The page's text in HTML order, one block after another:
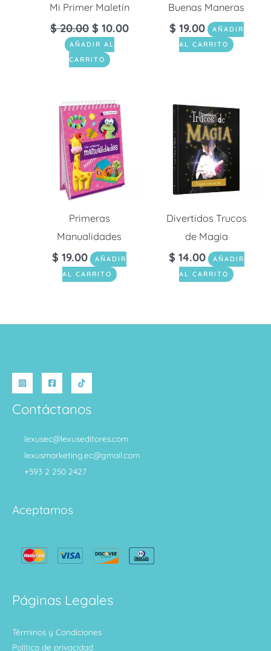
Mi Primer Maletín
$20.00 $ 10.00
AÑADIR AL
CARRITO
Buenas Maneras
$ 19.00
AÑADIR
AL CARRITO
Primeras
Manualidades
$ 19.00
AÑADIR
AL CARRITO
Divertidos Trucos
de Magia
$ 14.00
AÑADIR
AL CARRITO
Contáctanos
lexusec@lexuseditores.com
lexusmarketing.ec@gmail.com
+593 2 250 2427
Aceptamos
Páginas Legales
Términos y Condiciones
Política de privacidad